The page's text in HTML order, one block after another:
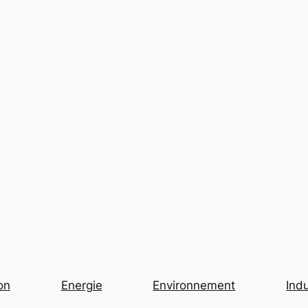
Energie Environnement